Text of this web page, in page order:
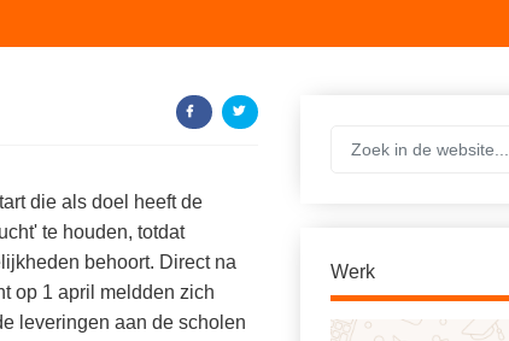
die als doel heeft de
te houden, totdat
behoort. Direct na
op 1 april meldden zich
leveringen aan de scholen
Werk